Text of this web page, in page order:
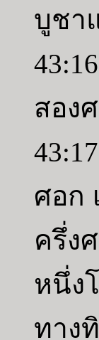
บูชา
สอง
ศอก
ครึ่ง
หนึ่ง
ทาง